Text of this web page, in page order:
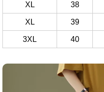
XL 38
XL 39
3XL 40